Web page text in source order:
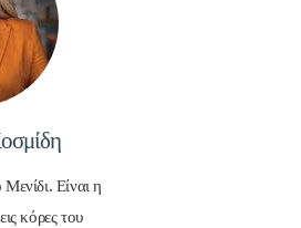
Είναι η
κόρες του